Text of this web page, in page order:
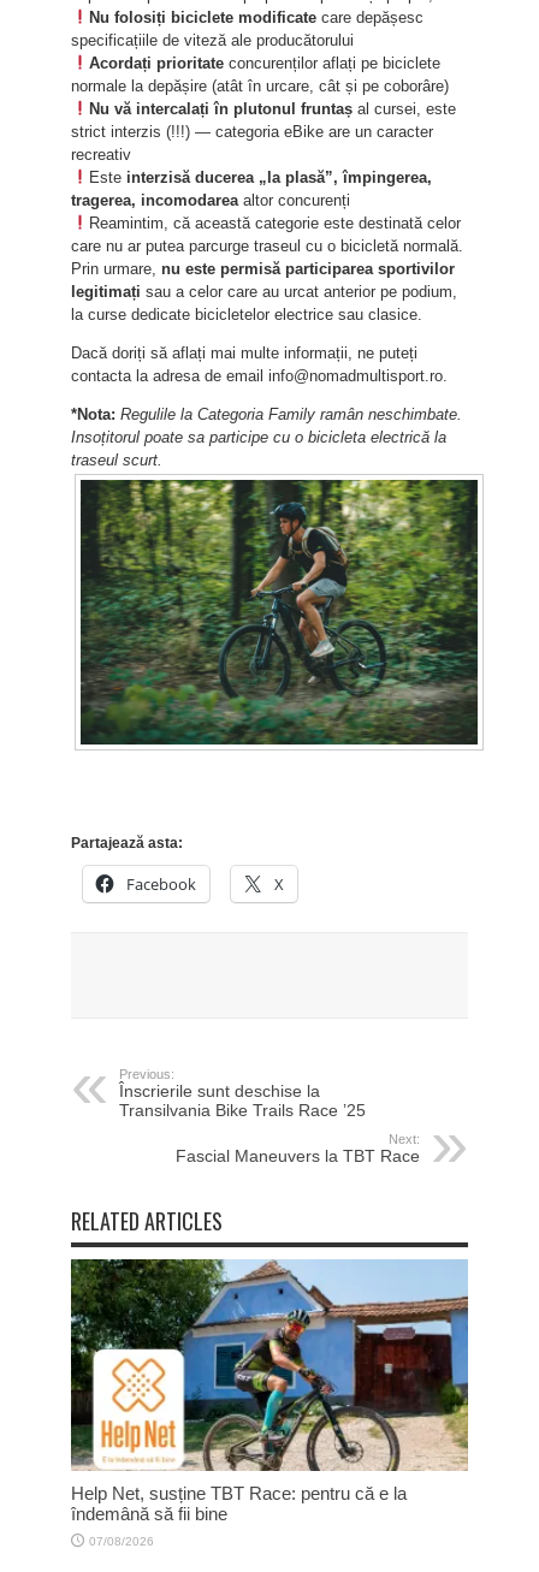
Nu folosiți biciclete modificatecare depășesc
specificațiile de viteză ale producătorului
Acordați prioritateconcurenților aflați pe biciclete
normale la depășire (atât în urcare, cât și pe coborâre)
Nu vă intercalați în plutonul fruntașal cursei, este
strict interzis (!!!) — categoria eBike are un caracter
recreativ
Este interzisă ducerea „la plasă”, împingerea,
tragerea, incomodareaaltor concurenți
Reamintim, că această categorie este destinată celor
care nu ar putea parcurge traseul cu o bicicletă normală.
Prin urmare, nu este permisă participarea sportivilor
legitimați sau a celor care au urcat anterior pe podium,
la curse dedicate bicicletelor electrice sau clasice.
Dacă doriți să aflați mai multe informații, ne puteți
contacta la adresa de email info@nomadmultisport.ro.
*Nota: Regulile la Categoria Family ramân neschimbate.
Insoțitorul poate sa participe cu o bicicleta electrică la
traseul scurt.
Partajează asta:
Facebook X
Previous:
Înscrierile sunt deschise la
Transilvania Bike Trails Race ’25
Next:
Fascial Maneuvers la TBT Race
RELATED ARTICLES
Help Net, susține TBT Race: pentru că e la
îndemână să fii bine
07/08/2026